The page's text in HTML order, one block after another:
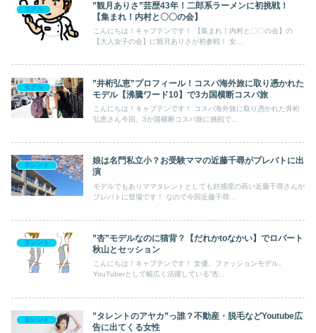
モデル
”観月ありさ”芸歴43年！二郎系ラーメンに初挑戦！
【集まれ！内村と〇〇の会】
こんにちは！キャプテンです！ 【集まれ！内村と〇〇の会】の
【大人女子の会】に観月ありさが初参戦！ 女...
モデル
”井桁弘恵”プロフィール！コスパ海外旅に取り憑かれた
モデル【沸騰ワード10】で3カ国横断コスパ旅
こんにちは！キャプテンです！ コスパ海外旅に取り憑かれた井桁
弘恵さん今回、3か国横断コスパ旅に挑戦で...
タレント
娘は名門私立小？お受験ママの近藤千尋がプレバトに出
演
モデルでもありママタレントとしても好感度の高い近藤千尋さんが
プレバトに登場です！ なので今回近藤千尋...
タレント
”杏”モデルなのに猫背？【だれかtoなかい】でロバート
秋山とセッション
こんにちは！キャプテンです！ 女優、ファッションモデル、
YouTuberとして幅広く活躍している”杏...
タレント
”タレントのアヤカ”っ誰？不動産・脱毛などYoutube広
告に出てくる女性